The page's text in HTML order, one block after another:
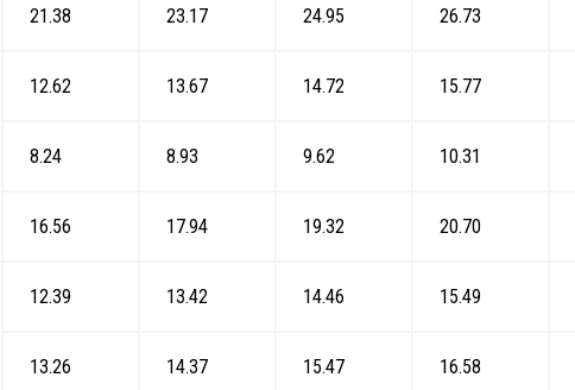
21.38 23.17 24.95 26.73
12.62 13.67 14.72 15.77
8.24 8.93 9.62 10.31
16.56 17.94 19.32 20.70
12.39 13.42 14.46 15.49
13.26 14.37 15.47 16.58